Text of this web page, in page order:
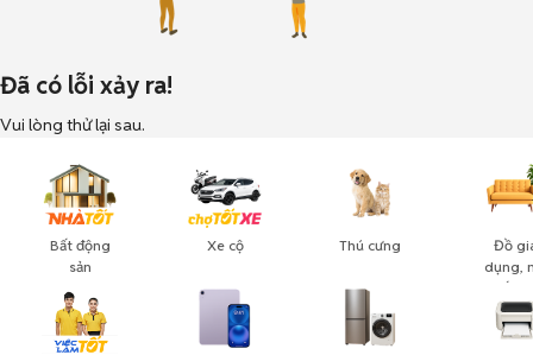
Đã có lỗi xảy ra!
Vui lòng thử lại sau.
Bất động
sản
Xe cộ Thú cưng
Đồ
dụng,
thất,
cảnh